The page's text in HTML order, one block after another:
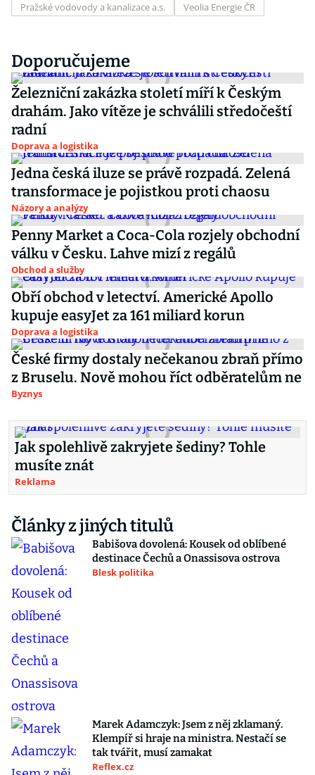
Pražské vodovody a kanalizace a.s.
Veolia Energie ČR
Doporučujeme
Železniční zakázka století míří k Českým
drahám. Jako vítěze je schválili středočeští
radní
Doprava a logistika
Jedna česká iluze se právě rozpadá. Zelená
transformace je pojistkou proti chaosu
Názory a analýzy
Penny Market a Coca-Cola rozjely obchodní
válku v Česku. Lahve mizí z regálů
Obchod a služby
Obří obchod v letectví. Americké Apollo
kupuje easyJet za 161 miliard korun
Doprava a logistika
České firmy dostaly nečekanou zbraň přímo
z Bruselu. Nově mohou říct odběratelům ne
Byznys
Jak spolehlivě zakryjete šediny? Tohle
musíte znát
Reklama
Články z jiných titulů
Babišova dovolená: Kousek od oblíbené
destinace Čechů a Onassisova ostrova
Blesk politika
Marek Adamczyk: Jsem z něj zklamaný.
Klempíř si hraje na ministra. Nestačí se
tak tvářit, musí zamakat
Reflex.cz